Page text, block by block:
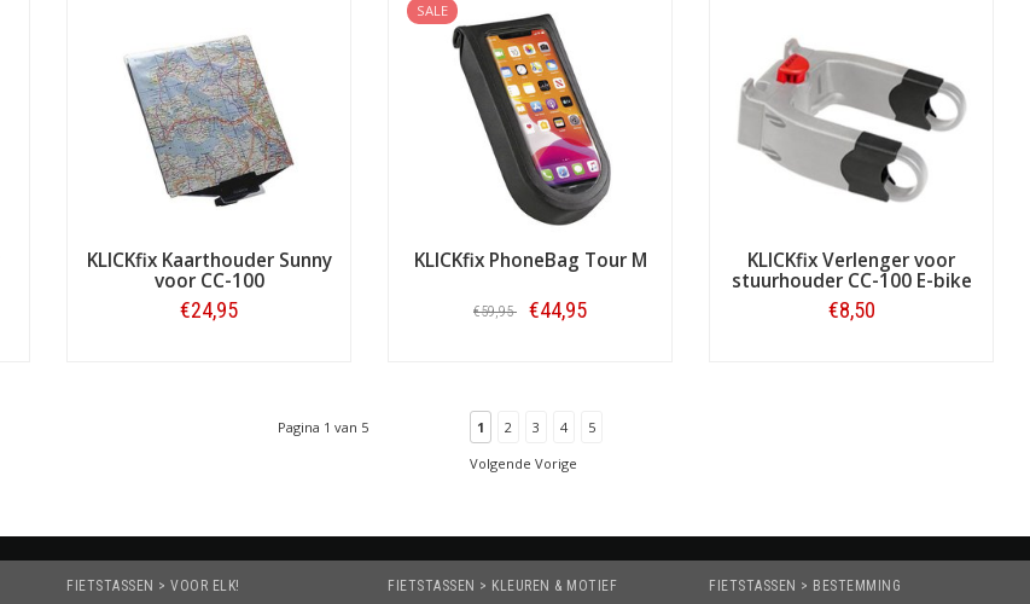
KLICKfix Kaarthouder Sunny
voor CC-100
€24,95
SALE
KLICKfix PhoneBag Tour M
€59,95 €44,95
KLICKfix Verlenger voor
stuurhouder CC-100 E-bike
€8,50
Pagina 1 van 5 1 2 3 4
5
Volgende Vorige
FIETSTASSEN > VOOR ELK! FIETSTASSEN > KLEUREN & MOTIEF FIETSTASSEN > BESTEMMING